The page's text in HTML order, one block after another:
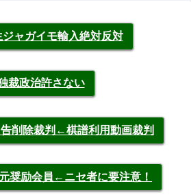
ャガイモ輸入絶対反対
裁政治許さない
削除裁判←棋譜利用動画裁判
奨励会員←ニセ者に要注意！